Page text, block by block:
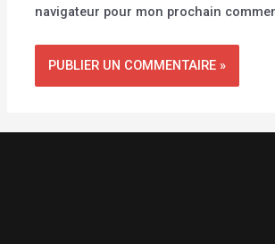
navigateur pour mon prochain